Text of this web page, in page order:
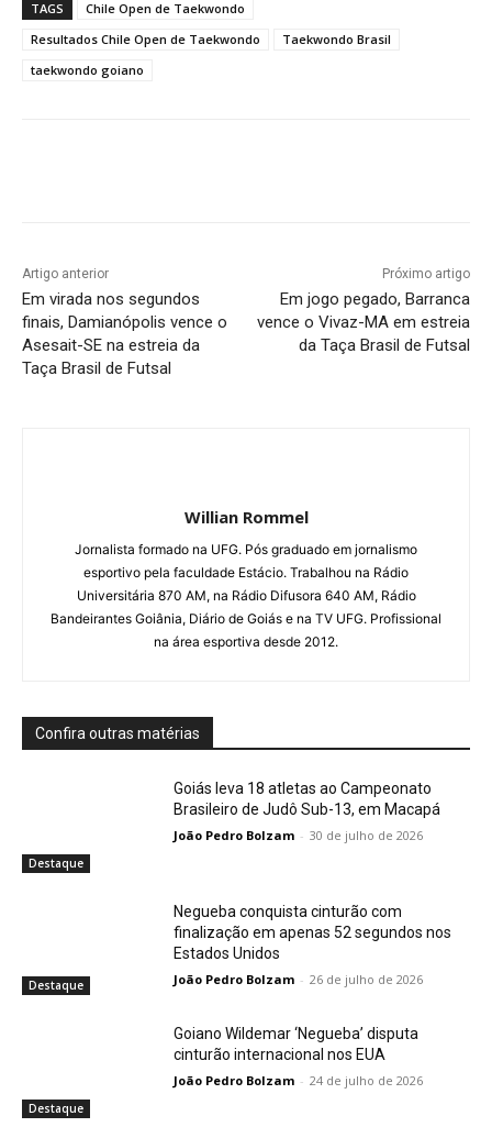
TAGS
Chile Open de Taekwondo
Resultados Chile Open de Taekwondo
Taekwondo Brasil
taekwondo goiano
Artigo anterior
Em virada nos segundos
finais, Damianópolis vence o
Asesait-SE na estreia da
Taça Brasil de Futsal
Próximo artigo
Em jogo pegado, Barranca
vence o Vivaz-MA em estreia
da Taça Brasil de Futsal
Willian Rommel
Jornalista formado na UFG. Pós graduado em jornalismo
esportivo pela faculdade Estácio. Trabalhou na Rádio
Universitária 870 AM, na Rádio Difusora 640 AM, Rádio
Bandeirantes Goiânia, Diário de Goiás e na TV UFG. Profissional
na área esportiva desde 2012.
Confira outras matérias
Destaque
Goiás leva 18 atletas ao Campeonato
Brasileiro de Judô Sub-13, em Macapá
João Pedro Bolzam - 30 de julho de 2026
Destaque
Negueba conquista cinturão com
finalização em apenas 52 segundos nos
Estados Unidos
João Pedro Bolzam - 26 de julho de 2026
Destaque
Goiano Wildemar ‘Negueba’ disputa
cinturão internacional nos EUA
João Pedro Bolzam - 24 de julho de 2026